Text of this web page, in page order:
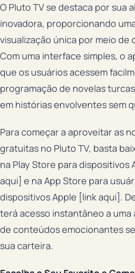
O Pluto TV se destaca por sua
inovadora, proporcionando
visualização única por meio de
Com uma interface simples, o
que os usuários acessem
programação de novelas
em histórias envolventes sem
Para começar a aproveitar as
gratuitas no Pluto TV, basta
na Play Store para dispositivos
aqui] e na App Store para
dispositivos Apple [link aqui].
terá acesso instantâneo a uma
de conteúdos emocionantes
sua carteira.